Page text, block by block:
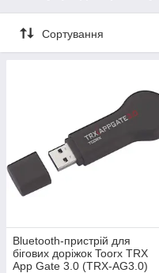
Сортування
Bluetooth-пристрій для
бігових доріжок Toorx TRX
App Gate 3.0 (TRX-AG3.0)